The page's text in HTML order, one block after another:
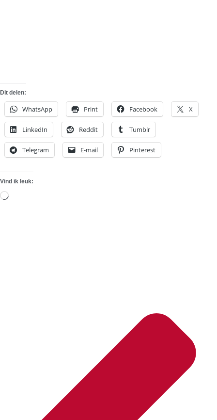
Dit delen:
WhatsApp Print Facebook X
LinkedIn Reddit Tumblr
Telegram E-mail Pinterest
Vind ik leuk:
Aan